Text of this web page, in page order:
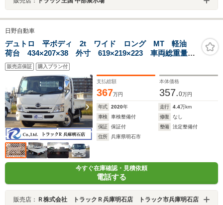
日野自動車
デュトロ 平ボディ 2t ワイド ロング MT 軽油
荷台 434×207×38 外寸 619×219×223 車両総重量
5.0t 準中型免許証 1ナンバー エンジン型式 N04C
4000CC 保証付 小型 トラック 荷台地上高約89cm
販売店保証 購入プラン付
支払総額
367万円
本体価格
357.0万円
年式 2020年 走行 4.4万km
車検
車検整備付 修復
なし
保証
保証付 整備
法定整備付
住所
兵庫県明石市
今すぐ在庫確認・見積依頼
電話する
販売店： Ｒ株式会社 トラックＲ兵庫明石店 トラック市兵庫明石店